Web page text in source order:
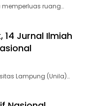
memperluas ruang…
14 Jurnal Ilmiah
Lampung (Unila)…